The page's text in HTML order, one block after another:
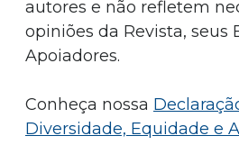
autores e não refletem
opiniões da Revista, seus
Apoiadores.
Conheça nossa
Diversidade, Equidade e